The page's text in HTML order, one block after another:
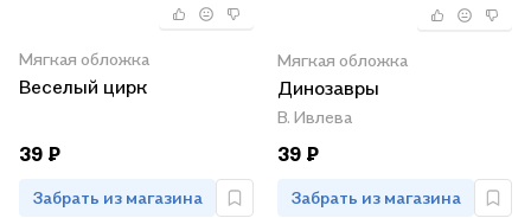
Мягкая обложка
Веселый цирк
39 ₽
Забрать из магазина
Мягкая обложка
Динозавры
В. Ивлева
39 ₽
Забрать из магазина